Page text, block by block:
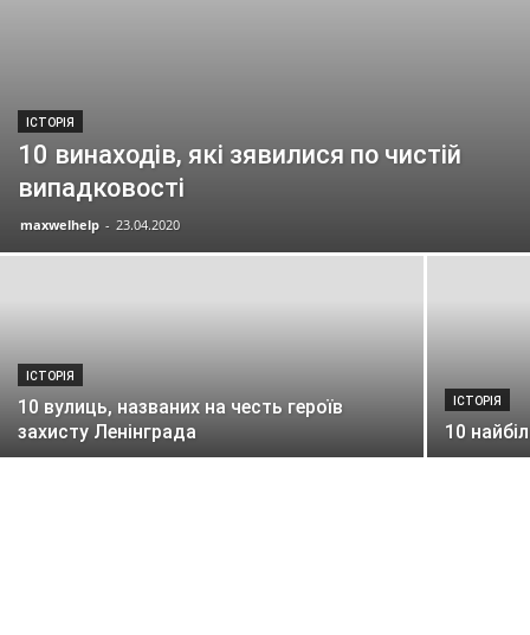
ІСТОРІЯ
10 винаходів, які зявилися по чистій
випадковості
maxwelhelp - 23.04.2020
ІСТОРІЯ
10 вулиць, названих на честь героїв
захисту Ленінграда
ІСТОРІЯ
10